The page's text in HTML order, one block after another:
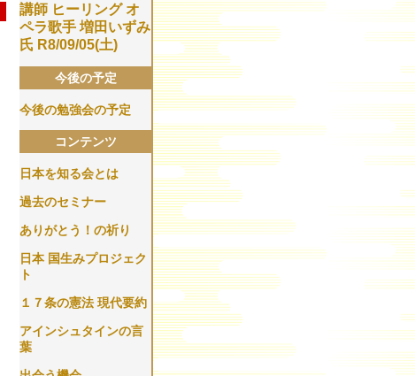
講師​ ヒーリング オ
ペラ歌手 増田いずみ
氏 R8/09/05(土)
今後の予定
今後の勉強会の予定
コンテンツ
日本を知る会とは
過去のセミナー
ありがとう！の祈り
日本 国生みプロジェク
ト
１７条の憲法 現代要約
アインシュタインの言
葉